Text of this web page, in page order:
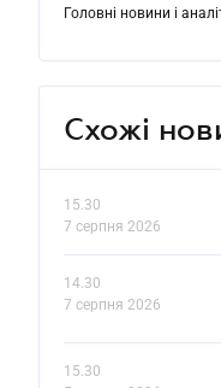
Головні новини і
Схожі
15.30
7 серпня 2026
14.30
7 серпня 2026
15.30